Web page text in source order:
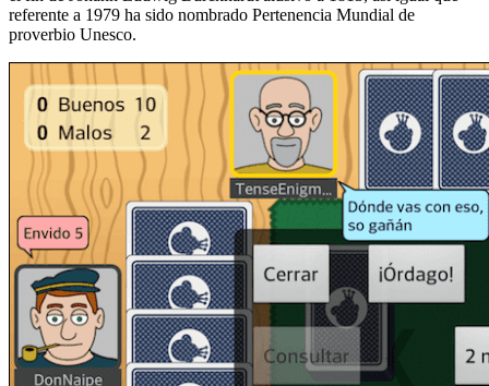
referente a 1979 ha sido nombrado Pertenencia Mundial de
proverbio Unesco.